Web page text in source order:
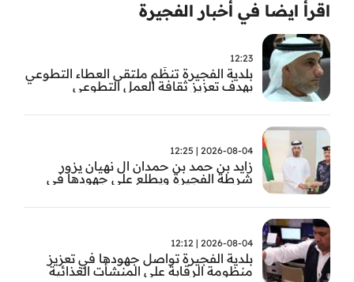
اقرأ ايضا في أخبار الفجيرة
12:23
بلدية الفجيرة تنظّم ملتقى العطاء التطوعي
بهدف تعزيز ثقافة العمل التطوعي
2026-08-04 | 12:25
زايد بن حمد بن حمدان ال نهيان يزور
شرطة الفجيرة ويطلع على جهودها في
2026-08-04 | 12:12
بلدية الفجيرة تواصل جهودها في تعزيز
منظومة الرقابة على المنشأت الغذائية